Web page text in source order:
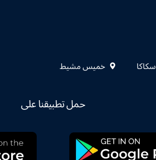
سكاكا خميس مشيط
حمل تطبيقنا على